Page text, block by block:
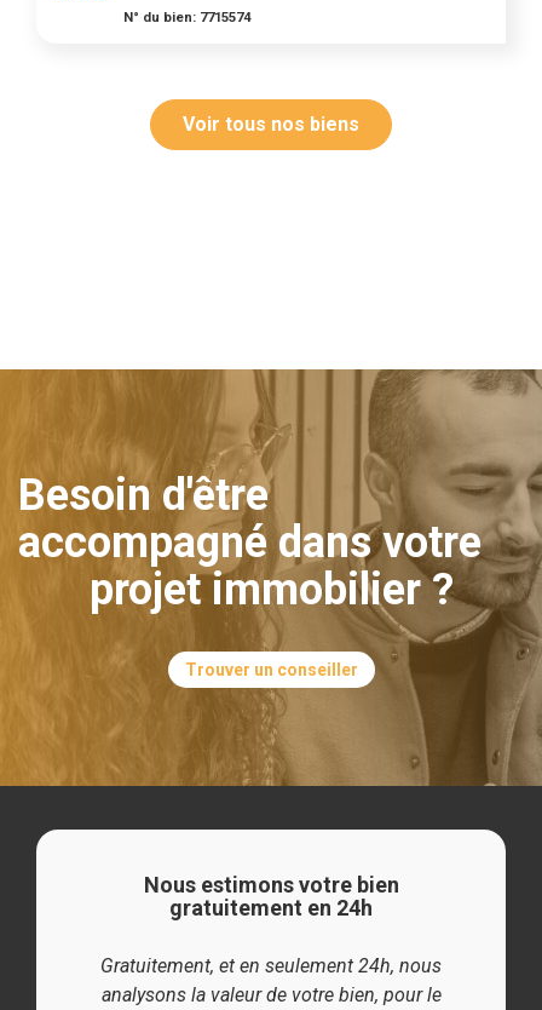
N° du bien: 7715574
Voir tous nos biens
Besoin d'être
accompagné dans votre
projet immobilier ?
Trouver un conseiller
Nous estimons votre bien
gratuitement en 24h
Gratuitement, et en seulement 24h, nous
analysons la valeur de votre bien, pour le